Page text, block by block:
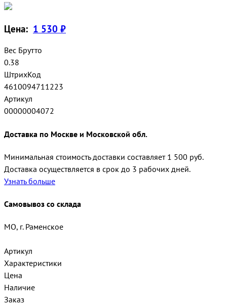
Цена: 1 530 ₽
Вес Брутто
0.38
ШтрихКод
4610094711223
Артикул
00000004072
Доставка по Москве и Московской обл.
Минимальная стоимость доставки составляет 1 500 руб.
Доставка осуществляется в срок до 3 рабочих дней.
Узнать больше
Самовывоз со склада
МО, г. Раменское
Артикул
Характеристики
Цена
Наличие
Заказ